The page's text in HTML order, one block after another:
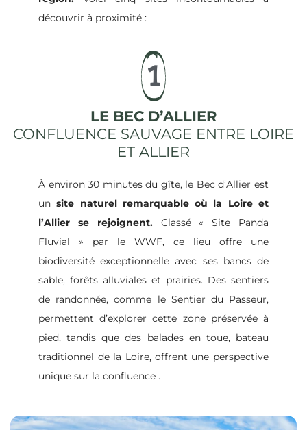
découvrir à proximité :
1
LE BEC D’ALLIER
CONFLUENCE SAUVAGE ENTRE LOIRE
ET ALLIER
À environ 30 minutes du gîte, le Bec d’Allier est
unsite naturel remarquable où la Loire et
l’Allier se rejoignent.
Classé « Site Panda
Fluvial » par le WWF, ce lieu offre une
biodiversité exceptionnelle avec ses bancs de
sable, forêts alluviales et prairies. Des sentiers
de randonnée, comme le Sentier du Passeur,
permettent d’explorer cette zone préservée à
pied, tandis que des balades en toue, bateau
traditionnel de la Loire, offrent une perspective
unique sur la confluence .